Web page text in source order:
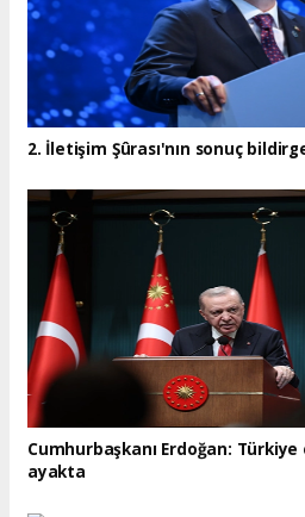
2. İletişim Şûrası'nın sonuç
Cumhurbaşkanı Erdoğan:
ayakta